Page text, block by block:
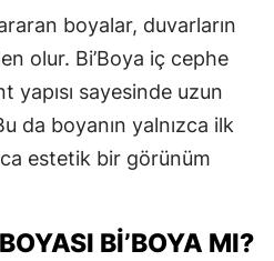
boyalar, duvarların
olur. Bi’Boya iç cephe
yapısı sayesinde uzun
da boyanın yalnızca ilk
estetik bir görünüm
BI’BOYA MI?